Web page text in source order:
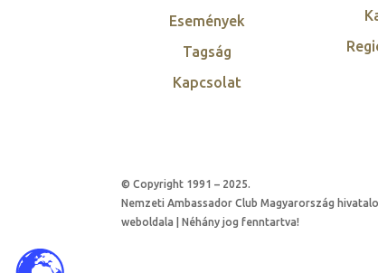
Események
Tagság
Kapcsolat
© Copyright 1991 – 2025.
Nemzeti Ambassador Club Magyarország
weboldala | Néhány jog fenntartva!